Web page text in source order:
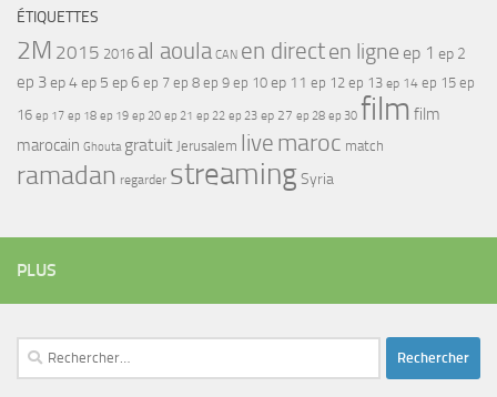
ÉTIQUETTES
2M 2015 2016 al aoula CAN en directen ligne ep 1 ep 2
ep 3ep 4ep 5 ep 6 ep 7 ep 8 ep 9 ep 10 ep 11 ep 12 ep 13 ep 14 ep 15 ep
16 ep 17 ep 18 ep 19 ep 20 ep 21 ep 22 ep 23 ep 27 ep 28 ep 30 film film
marocain Ghouta gratuit Jerusalem live maroc match
ramadan regarder streamingSyria
PLUS
Rechercher :